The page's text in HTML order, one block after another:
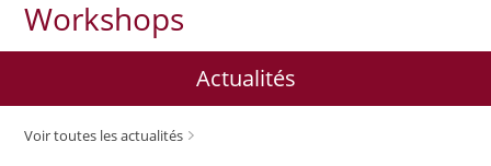
Workshops
Actualités
Voir toutes les actualités